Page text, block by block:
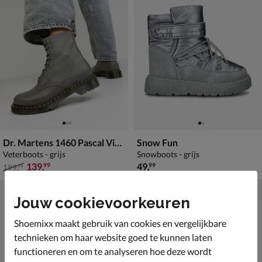
Dr. Martens 1460 Pascal Virginia
Veterboots - grijs
van € 199,99 voor € 139,99
199,99 139,99
Snow Fun
Snowboots - grijs
€ 49,99
49,99
Jouw cookievoorkeuren
Shoemixx maakt gebruik van cookies en vergelijkbare
technieken om haar website goed te kunnen laten
functioneren en om te analyseren hoe deze wordt